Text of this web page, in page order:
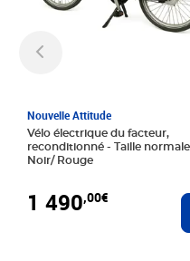
Nouvelle Attitude
Vélo électrique du facteur,
reconditionné - Taille normale -
Noir/ Rouge
1 490,00€